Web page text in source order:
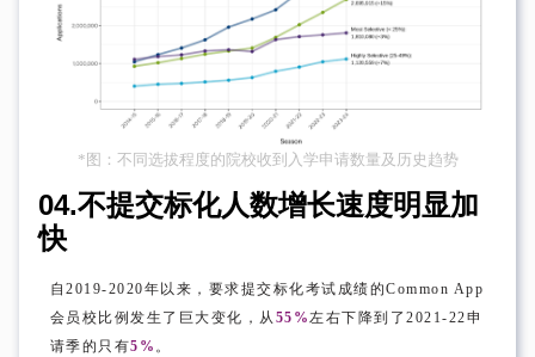
*图：不同选拔程度的院校收到入学申请数量及历史趋势
04.不提交标化人数增长速度明显加
快
自2019-2020年以来，要求提交标化考试成绩的Common App
会员校比例发生了巨大变化，从 55%左右下降到了2021-22申
请季的只有5% 。